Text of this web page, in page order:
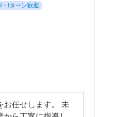
・Iターン歓迎
お任せします。 未